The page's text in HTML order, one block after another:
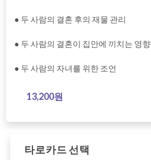
● 두 사람의 결혼 후의 재물 관리
● 두 사람의 결혼이 집안에 끼치는 영향
● 두 사람의 자녀를 위한 조언
13,200원
타로카드 선택